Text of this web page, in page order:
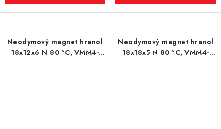
Neodymový magnet hranol
18x12x6 N 80 °C, VMM4-
Neodymový magnet hranol
18x18x5 N 80 °C, VMM4-